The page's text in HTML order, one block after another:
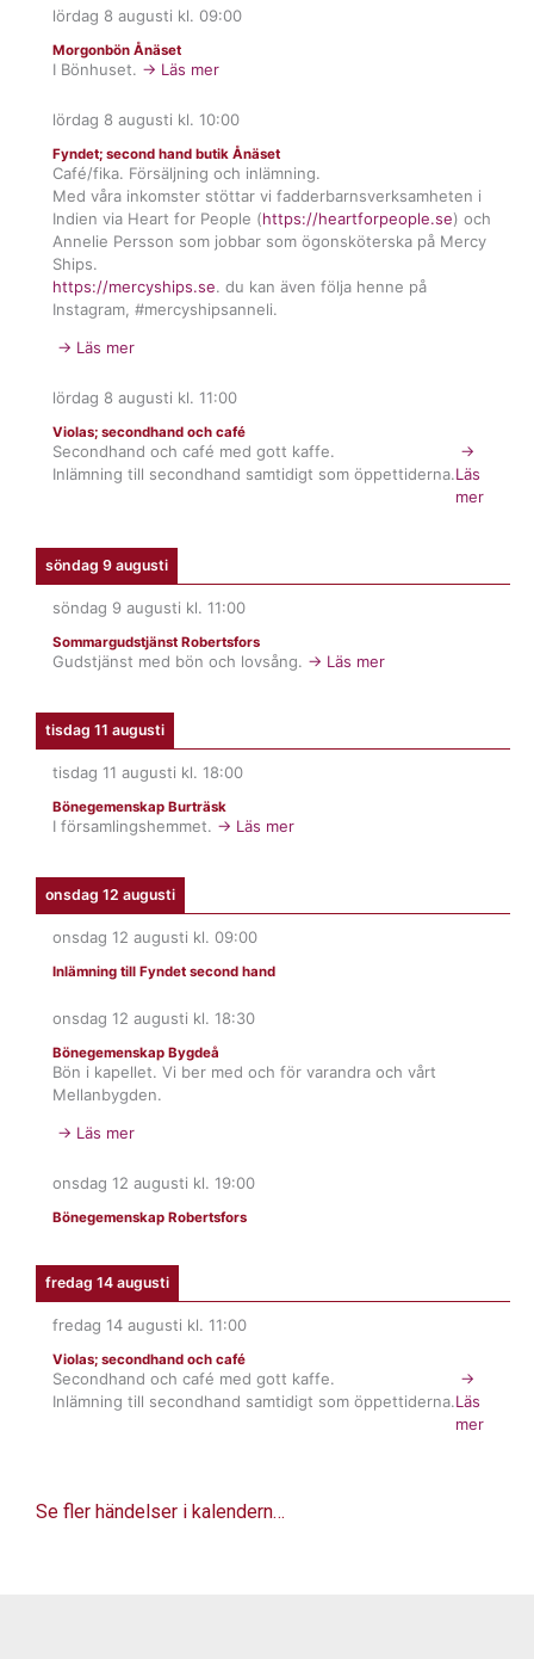
lördag 8 augusti kl. 09:00
Morgonbön Ånäset
I Bönhuset. → Läs mer
lördag 8 augusti kl. 10:00
Fyndet; second hand butik Ånäset
Café/fika. Försäljning och inlämning.
Med våra inkomster stöttar vi fadderbarnsverksamheten i
Indien via Heart for People (https://heartforpeople.se) och
Annelie Persson som jobbar som ögonsköterska på Mercy
Ships.
https://mercyships.se. du kan även följa henne på
Instagram, #mercyshipsanneli.
→ Läs mer
lördag 8 augusti kl. 11:00
Violas; secondhand och café
Secondhand och café med gott kaffe.
Inlämning till secondhand samtidigt som öppettiderna.
→
Läs
mer
söndag 9 augusti
söndag 9 augusti kl. 11:00
Sommargudstjänst Robertsfors
Gudstjänst med bön och lovsång. → Läs mer
tisdag 11 augusti
tisdag 11 augusti kl. 18:00
Bönegemenskap Burträsk
I församlingshemmet. → Läs mer
onsdag 12 augusti
onsdag 12 augusti kl. 09:00
Inlämning till Fyndet second hand
onsdag 12 augusti kl. 18:30
Bönegemenskap Bygdeå
Bön i kapellet. Vi ber med och för varandra och vårt
Mellanbygden.
→ Läs mer
onsdag 12 augusti kl. 19:00
Bönegemenskap Robertsfors
fredag 14 augusti
fredag 14 augusti kl. 11:00
Violas; secondhand och café
Secondhand och café med gott kaffe.
Inlämning till secondhand samtidigt som öppettiderna.
→
Läs
mer
Se fler händelser i kalendern…